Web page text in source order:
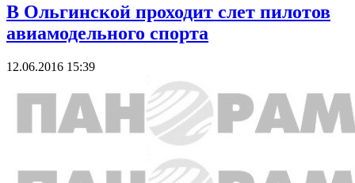
В Ольгинской проходит слет пилотов
авиамодельного спорта
12.06.2016 15:39